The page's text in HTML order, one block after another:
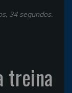
34 segundos.
treina